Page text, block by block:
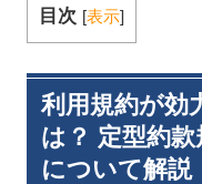
目次 [表示]
利用規約が効
は？ 定型約款
について解説